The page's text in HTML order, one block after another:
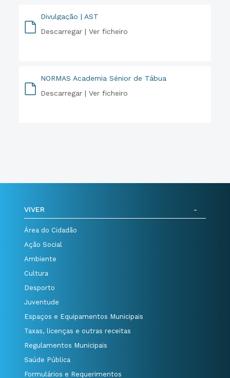
Divulgação | AST
Descarregar |Ver ficheiro
NORMAS Academia Sénior de Tábua
Descarregar |Ver ficheiro
VIVER
Área do Cidadão
Ação Social
Ambiente
Cultura
Desporto
Juventude
Espaços e Equipamentos Municipais
Taxas, licenças e outras receitas
Regulamentos Municipais
Saúde Pública
Formulários e Requerimentos